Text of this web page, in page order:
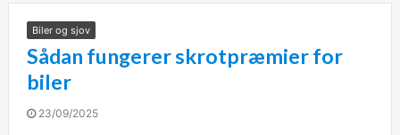
Biler og sjov
Sådan fungerer skrotpræmier for
biler
23/09/2025